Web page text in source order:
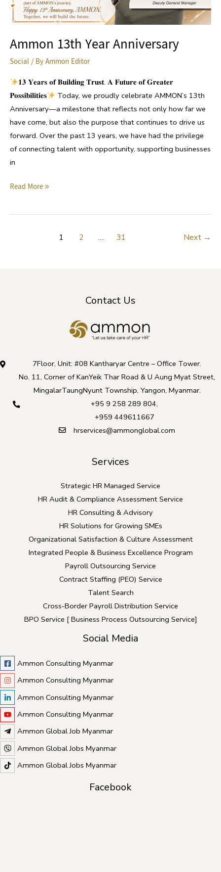
Ammon 13th Year Anniversary
Social/ ByAmmon Editor
𝟏𝟑 𝐘𝐞𝐚𝐫𝐬 𝐨𝐟 𝐁𝐮𝐢𝐥𝐝𝐢𝐧𝐠 𝐓𝐫𝐮𝐬𝐭. 𝐀 𝐅𝐮𝐭𝐮𝐫𝐞 𝐨𝐟 𝐆𝐫𝐞𝐚𝐭𝐞𝐫
𝐏𝐨𝐬𝐬𝐢𝐛𝐢𝐥𝐢𝐭𝐢𝐞𝐬
Today, we proudly celebrate AMMON’s 13th
Anniversary—a milestone that reflects not only how far we
have come, but also the purpose that continues to drive us
forward. Over the past 13 years, we have had the privilege
of connecting talent with opportunity, supporting businesses
in
Read More »
1 2 … 31 Next →
Contact Us
7Floor, Unit: #08 Kantharyar Centre – Office Tower.
No. 11, Corner of KanYeik Thar Road & U Aung Myat Street,
MingalarTaungNyunt Township, Yangon, Myanmar.
+95 9 258 289 804,
+959 449611667
hrservices@ammonglobal.com
Services
Strategic HR Managed Service
HR Audit & Compliance Assessment Service
HR Consulting & Advisory
HR Solutions for Growing SMEs
Organizational Satisfaction & Culture Assessment
Integrated People & Business Excellence Program
Payroll Outsourcing Service
Contract Staffing (PEO) Service
Talent Search
Cross-Border Payroll Distribution Service
BPO Service [ Business Process Outsourcing Service]
Social Media
Ammon Consulting Myanmar
Ammon Consulting Myanmar
Ammon Consulting Myanmar
Ammon Consulting Myanmar
Ammon Global Job Myanmar
Ammon Global Jobs Myanmar
Ammon Global Jobs Myanmar
Facebook